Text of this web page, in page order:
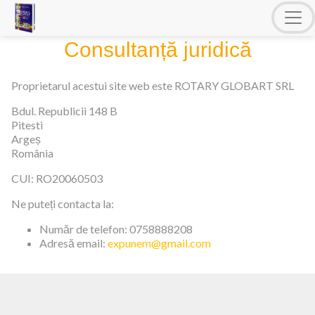
Consultanță juridică
Proprietarul acestui site web este ROTARY GLOBART SRL
Bdul. Republicii 148 B
Pitesti
Argeș
România
CUI: RO20060503
Ne puteți contacta la:
Număr de telefon: 0758888208
Adresă email: expunem@gmail.com